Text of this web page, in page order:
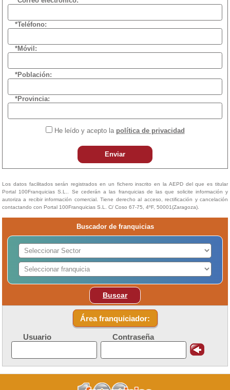
*Teléfono:
*Móvil:
*Población:
*Provincia:
He leído y acepto la política de privacidad
Enviar
Los datos facilitados serán registrados en un fichero inscrito en la AEPD del que es titular
Portal 100Franquicias S.L.. Se cederán a las franquicias de las que solicite información y
autoriza a recibir información comercial. Tiene derecho al acceso, rectificación y cancelación
contactando con Portal 100Franquicias S.L. C/ Coso 67-75, 4ºF, 50001(Zaragoza).
Buscador de franquicias
Buscar
Área franquiciador:
Usuario Contraseña